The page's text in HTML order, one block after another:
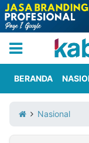
Iklan
Berita
Kami
BERANDA
Nasional